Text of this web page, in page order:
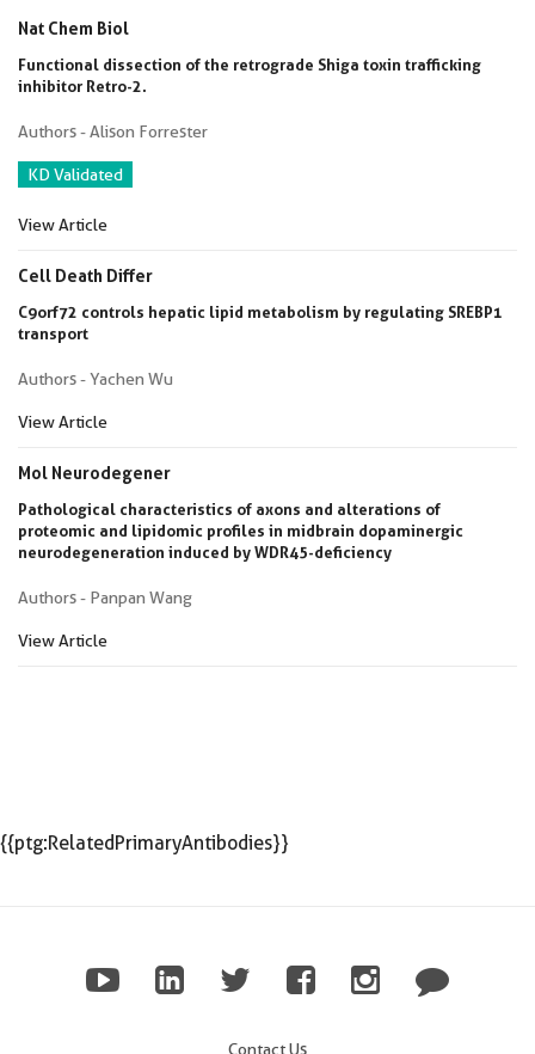
Nat Chem Biol
Functional dissection of the retrograde Shiga toxin trafficking
inhibitor Retro-2.
Authors - Alison Forrester
KD Validated
View Article
Cell Death Differ
C9orf72 controls hepatic lipid metabolism by regulating SREBP1
transport
Authors - Yachen Wu
View Article
Mol Neurodegener
Pathological characteristics of axons and alterations of
proteomic and lipidomic profiles in midbrain dopaminergic
neurodegeneration induced by WDR45-deficiency
Authors - Panpan Wang
View Article
{{ptg:RelatedPrimaryAntibodies}}
Contact Us